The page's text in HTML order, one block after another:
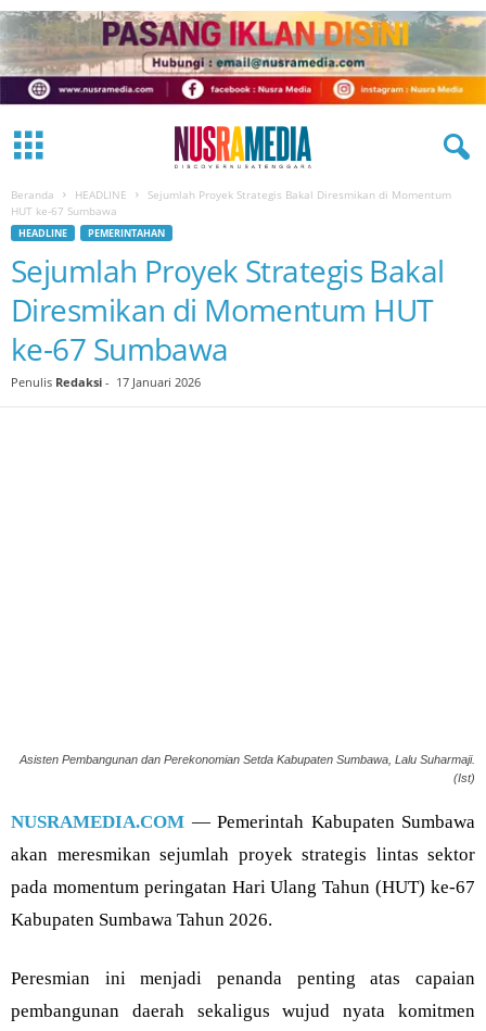
Beranda HEADLINE
Sejumlah Proyek Strategis Bakal Diresmikan di Momentum
HUT ke-67 Sumbawa
HEADLINE PEMERINTAHAN
Sejumlah Proyek Strategis Bakal
Diresmikan di Momentum HUT
ke-67 Sumbawa
Penulis Redaksi - 17 Januari 2026
Asisten Pembangunan dan Perekonomian Setda Kabupaten Sumbawa, Lalu Suharmaji.
(Ist)
NUSRAMEDIA.COM — Pemerintah Kabupaten Sumbawa
akan meresmikan sejumlah proyek strategis lintas sektor
pada momentum peringatan Hari Ulang Tahun (HUT) ke-67
Kabupaten Sumbawa Tahun 2026.
Peresmian ini menjadi penanda penting atas capaian
pembangunan daerah sekaligus wujud nyata komitmen